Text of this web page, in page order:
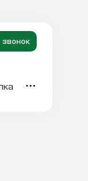
звонок